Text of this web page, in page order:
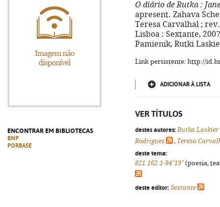
ENCONTRAR EM BIBLIOTECAS
BNP
PORBASE
O diário de Rutka :
apresent. Zahava
Teresa Carvalhal ;
Lisboa : Sextante,
Pamienik, Rutki
Link persistente: http://
ADICIONAR À LISTA
VER TÍTULOS
destes autores: Rutka Laskier
Rodrigues
, Teresa
deste tema:
821.162.1-94"19"(poesia,
deste editor: Sextante